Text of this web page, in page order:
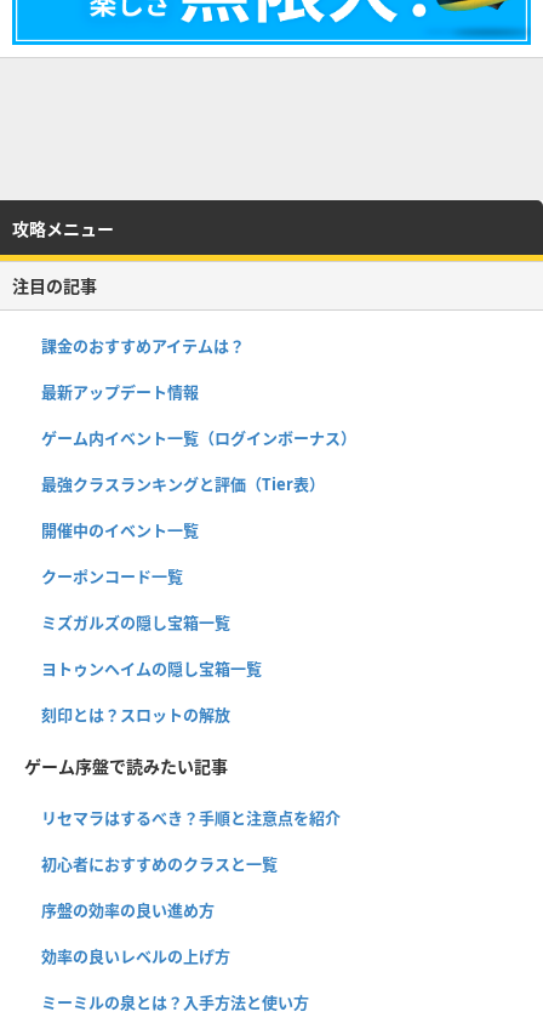
攻略メニュー
注目の記事
課金のおすすめアイテムは？
最新アップデート情報
ゲーム内イベント一覧（ログインボーナス）
最強クラスランキングと評価（Tier表）
開催中のイベント一覧
クーポンコード一覧
ミズガルズの隠し宝箱一覧
ヨトゥンヘイムの隠し宝箱一覧
刻印とは？スロットの解放
ゲーム序盤で読みたい記事
リセマラはするべき？手順と注意点を紹介
初心者におすすめのクラスと一覧
序盤の効率の良い進め方
効率の良いレベルの上げ方
ミーミルの泉とは？入手方法と使い方